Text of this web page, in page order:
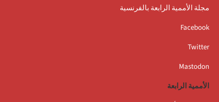
مجلة الأممية الرابعة بالفرنسية
Facebook
Twitter
Mastodon
الأممية الرابعة